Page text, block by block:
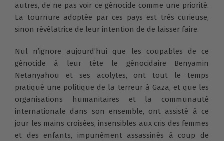
autres, de ne pas voir ce génocide comme une priorité.
La tournure adoptée par ces pays est très curieuse,
sinon révélatrice de leur intention de de laisser faire.
Nul n’ignore aujourd’hui que les coupables de ce
génocide à leur téte le génocidaire Benyamin
Netanyahou et ses acolytes, ont tout le temps
pratiqué une politique de la terreur à Gaza, et que les
organisations humanitaires et la communauté
internationale dans son ensemble, ont assisté à ce
jour les mains croisées, insensibles aux cris des femmes
et des enfants, impunément assassinés à coup de